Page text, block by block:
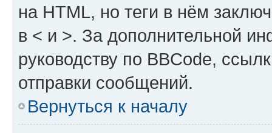
на HTML, но теги в нём
в < и >. За дополнительной
руководству по BBCode,
отправки сообщений.
Вернуться к началу